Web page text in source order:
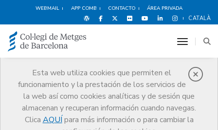
WEBMAIL APP COMB CONTACTO ÁREA PRIVADA
CATALÀ
Esta web utiliza cookies que permiten el
funcionamiento y la prestación de los servicios de
la web así como cookies analíticas y de sesión que
almacenan y recuperan información cuando navegas.
Clica AQUÍ para más información o para cambiar la
toggle
Premios
El CoMB Guardonat Edició 2010